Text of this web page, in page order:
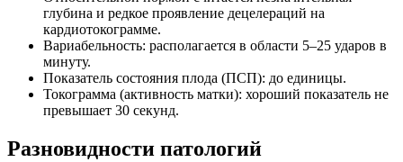
глубина и редкое проявление децелераций на
кардиотокограмме.
Вариабельность: располагается в области 5–25 ударов в
минуту.
Показатель состояния плода (ПСП): до единицы.
Токограмма (активность матки): хороший показатель не
превышает 30 секунд.
Разновидности патологий